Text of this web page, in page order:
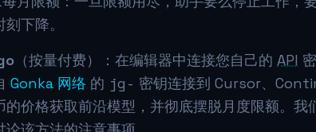
下降。
（按量付费）：在编辑器中连接您自己的 API
Gonka 网络 的 jg- 密钥连接到 Cursor、
的价格获取前沿模型，并彻底摆脱月度限额。我